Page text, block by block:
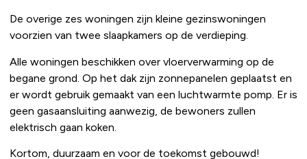
De overige zes woningen zijn kleine gezinswoningen
voorzien van twee slaapkamers op de verdieping.
Alle woningen beschikken over vloerverwarming op de
begane grond. Op het dak zijn zonnepanelen geplaatst en
er wordt gebruik gemaakt van een luchtwarmte pomp. Er is
geen gasaansluiting aanwezig, de bewoners zullen
elektrisch gaan koken.
Kortom, duurzaam en voor de toekomst gebouwd!